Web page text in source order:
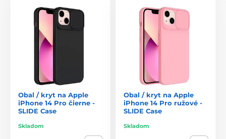
Obal / kryt na Apple
iPhone 14 Pro čierne -
SLIDE Case
Skladom
Obal / kryt na Apple
iPhone 14 Pro ružové -
SLIDE Case
Skladom